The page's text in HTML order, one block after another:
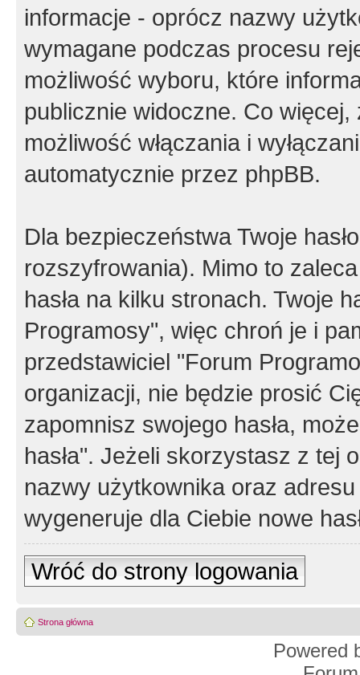
informacje - oprócz nazwy
wymagane podczas procesu
możliwość wyboru, które
publicznie widoczne. Co
możliwość włączania i
automatycznie przez phpBB.
Dla bezpieczeństwa Twoje
rozszyfrowania). Mimo to
hasła na kilku stronach. Twoje
Programosy", więc chroń je i
przedstawiciel "Forum
organizacji, nie będzie prosić
zapomnisz swojego hasła,
hasła". Jeżeli skorzystasz z tej
nazwy użytkownika oraz
wygeneruje dla Ciebie nowe
Wróć do strony logowania
Strona główna
Powered